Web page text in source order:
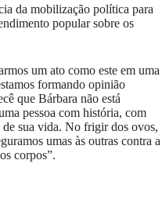
da mobilização política para
popular sobre os
um ato como este em uma
formando opinião
que Bárbara não está
pessoa com história, com
sua vida. No frigir dos ovos,
umas às outras contra a
corpos”.